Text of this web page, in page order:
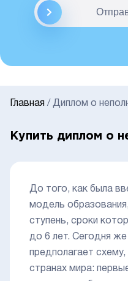
Главная / Диплом о
Купить диплом о
До того, как была
модель
ступень, сроки
до 6 лет. Сегодня
предполагает
странах мира: